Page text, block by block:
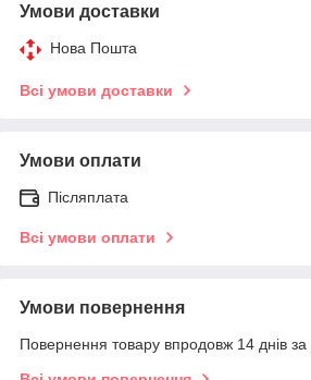
Умови доставки
Нова Пошта
Всі умови доставки
Умови оплати
Післяплата
Всі умови оплати
Умови повернення
Повернення товару впродовж 14 днів